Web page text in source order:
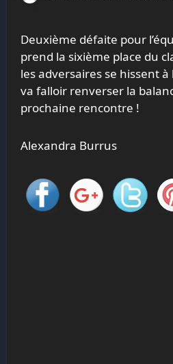
Deuxième défaite pour l’équipe 4 du SUS TT qui
prend la sixième place du
les adversaires se hissent
va falloir renverser la
prochaine rencontre !
Alexandra Burrus